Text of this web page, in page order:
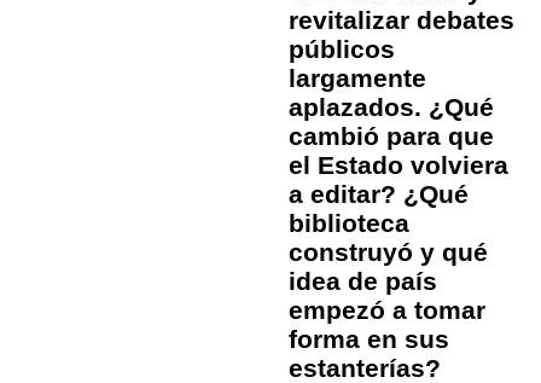
revitalizar debates
públicos
largamente
aplazados. ¿Qué
cambió para que
el Estado volviera
a editar? ¿Qué
biblioteca
construyó y qué
idea de país
empezó a tomar
forma en sus
estanterías?